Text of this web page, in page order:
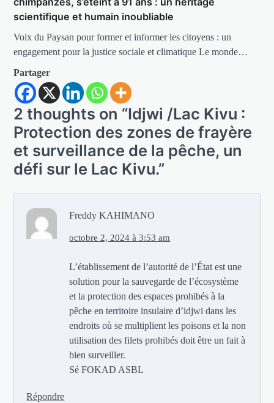
scientifique et humain inoubliable
Voix du Paysan pour former et informer les citoyens : un
engagement pour la justice sociale et climatique Le monde…
Partager
2 thoughts on “Idjwi /Lac Kivu :
Protection des zones de frayère
et surveillance de la pêche, un
défi sur le Lac Kivu.”
Freddy KAHIMANO
octobre 2, 2024 à 3:53 am
L’établissement de l’autorité de l’État est une
solution pour la sauvegarde de l’écosystème
et la protection des espaces prohibés à la
pêche en territoire insulaire d’idjwi dans les
endroits où se multiplient les poisons et la non
utilisation des filets prohibés doit être un fait à
bien surveiller.
Sé FOKAD ASBL
Répondre